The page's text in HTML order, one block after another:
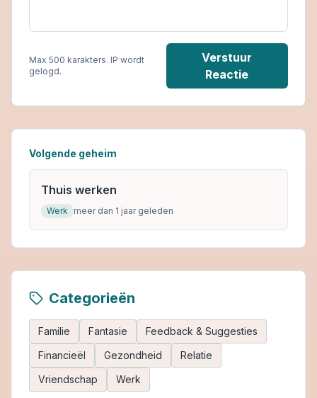
Max 500 karakters. IP wordt
gelogd.
Verstuur
Reactie
Volgende geheim
Thuis werken
Werk meer dan 1 jaar geleden
Categorieën
Familie Fantasie
Feedback & Suggesties
Financieël
Gezondheid
Relatie
Vriendschap
Werk